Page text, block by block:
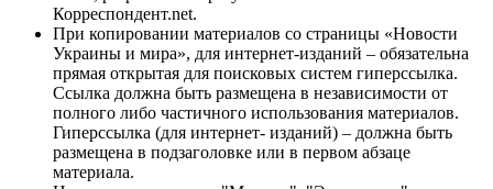
Корреспондент.net.
При копировании материалов со страницы «Новости
Украины и мира», для интернет-изданий – обязательна
прямая открытая для поисковых систем гиперссылка.
Ссылка должна быть размещена в независимости от
полного либо частичного использования материалов.
Гиперссылка (для интернет- изданий) – должна быть
размещена в подзаголовке или в первом абзаце
материала.